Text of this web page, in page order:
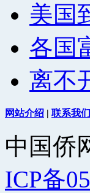
美国
各国
离不
网站介绍 | 联系我们
中国侨
ICP备